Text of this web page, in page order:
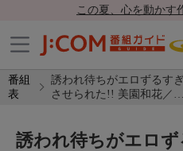
この夏、心を動かす
番組
表
誘われ待ちがエロずるす
させられた!! 美園和花／…
誘われ待ちがエロ